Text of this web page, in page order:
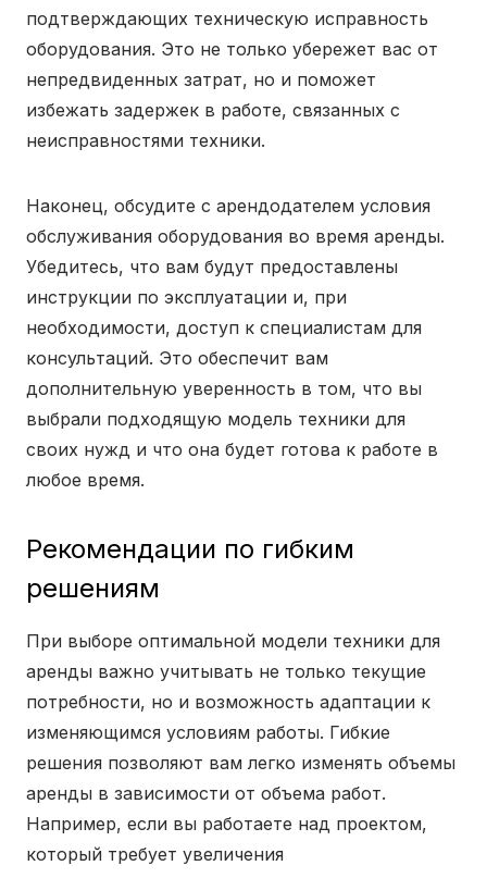
подтверждающих техническую исправность
оборудования. Это не только убережет вас от
непредвиденных затрат, но и поможет
избежать задержек в работе, связанных с
неисправностями техники.
Наконец, обсудите с арендодателем условия
обслуживания оборудования во время аренды.
Убедитесь, что вам будут предоставлены
инструкции по эксплуатации и, при
необходимости, доступ к специалистам для
консультаций. Это обеспечит вам
дополнительную уверенность в том, что вы
выбрали подходящую модель техники для
своих нужд и что она будет готова к работе в
любое время.
Рекомендации по гибким
решениям
При выборе оптимальной модели техники для
аренды важно учитывать не только текущие
потребности, но и возможность адаптации к
изменяющимся условиям работы. Гибкие
решения позволяют вам легко изменять объемы
аренды в зависимости от объема работ.
Например, если вы работаете над проектом,
который требует увеличения